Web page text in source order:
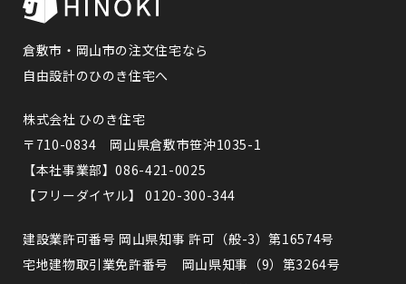
倉敷市・岡山市の注文住宅なら
自由設計のひのき住宅へ
株式会社 ひのき住宅
〒710-0834 岡山県倉敷市笹沖1035-1
【本社事業部】086-421-0025
【フリーダイヤル】 0120-300-344
建設業許可番号 岡山県知事 許可（般-3）第16574号
宅地建物取引業免許番号 岡山県知事（9）第3264号